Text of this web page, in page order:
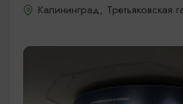
Калининград, Третьяковская